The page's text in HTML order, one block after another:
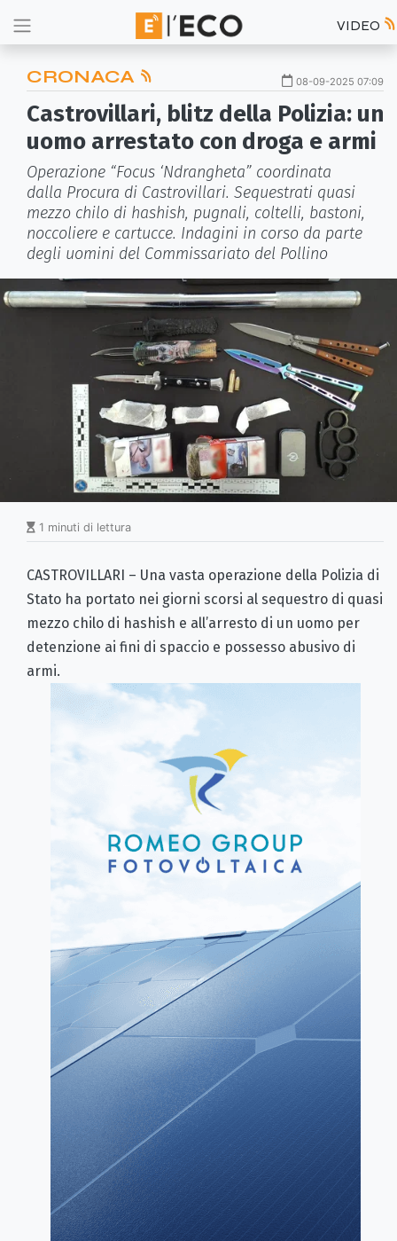
VIDEO
CRONACA 08-09-2025 07:09
Castrovillari, blitz della Polizia: un
uomo arrestato con droga e armi
Operazione “Focus ‘Ndrangheta” coordinata
dalla Procura di Castrovillari. Sequestrati quasi
mezzo chilo di hashish, pugnali, coltelli, bastoni,
noccoliere e cartucce. Indagini in corso da parte
degli uomini del Commissariato del Pollino
1 minuti di lettura
CASTROVILLARI – Una vasta operazione della Polizia di
Stato ha portato nei giorni scorsi al sequestro di quasi
mezzo chilo di hashish e all’arresto di un uomo per
detenzione ai fini di spaccio e possesso abusivo di
armi.